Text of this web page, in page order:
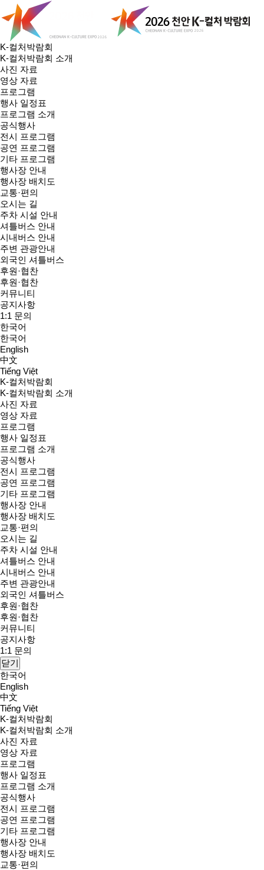
K-컬처박람회
K-컬처박람회 소개
사진 자료
영상 자료
프로그램
행사 일정표
프로그램 소개
공식행사
전시 프로그램
공연 프로그램
기타 프로그램
행사장 안내
행사장 배치도
교통·편의
오시는 길
주차 시설 안내
셔틀버스 안내
시내버스 안내
주변 관광안내
외국인 셔틀버스
후원·협찬
후원·협찬
커뮤니티
공지사항
1:1 문의
한국어
한국어
English
中文
Tiếng Việt
K-컬처박람회
K-컬처박람회 소개
사진 자료
영상 자료
프로그램
행사 일정표
프로그램 소개
공식행사
전시 프로그램
공연 프로그램
기타 프로그램
행사장 안내
행사장 배치도
교통·편의
오시는 길
주차 시설 안내
셔틀버스 안내
시내버스 안내
주변 관광안내
외국인 셔틀버스
후원·협찬
후원·협찬
커뮤니티
공지사항
1:1 문의
닫기
한국어
English
中文
Tiếng Việt
K-컬처박람회
K-컬처박람회 소개
사진 자료
영상 자료
프로그램
행사 일정표
프로그램 소개
공식행사
전시 프로그램
공연 프로그램
기타 프로그램
행사장 안내
행사장 배치도
교통·편의